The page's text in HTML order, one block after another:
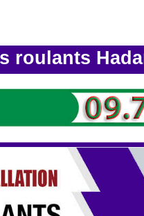
roulants